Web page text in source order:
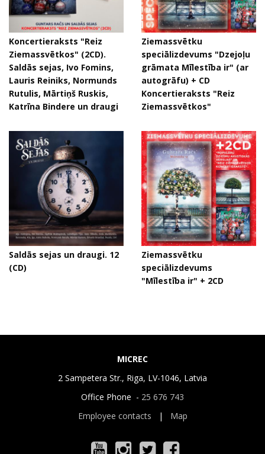
Koncertieraksts "Reiz
Ziemassvētkos" (2CD).
Saldās sejas, Ivo Fomins,
Lauris Reiniks, Normunds
Rutulis, Mārtiņš Ruskis,
Katrīna Bindere un draugi
Ziemassvētku
speciālizdevums "Dzejoļu
grāmata Mīlestība ir" (ar
autogrāfu) + CD
Koncertieraksts "Reiz
Ziemassvētkos"
Saldās sejas un draugi. 12
(CD)
Ziemassvētku
speciālizdevums
"Mīlestība ir" + 2CD
MICREC
2 Sampetera Str., Riga, LV-1046, Latvia
Office Phone - 25 676 743
Employee contacts | Map